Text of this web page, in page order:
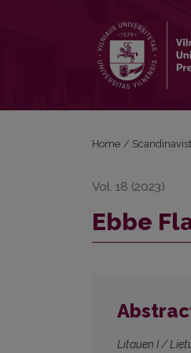
Home /
Vol. 18 (2023)
Ebbe
Litauen I /